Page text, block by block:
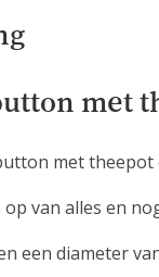
met
met theepot
op van alles en
een diameter